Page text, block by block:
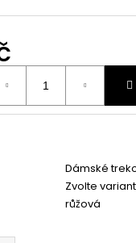
Dámské
Zvolte
růžová